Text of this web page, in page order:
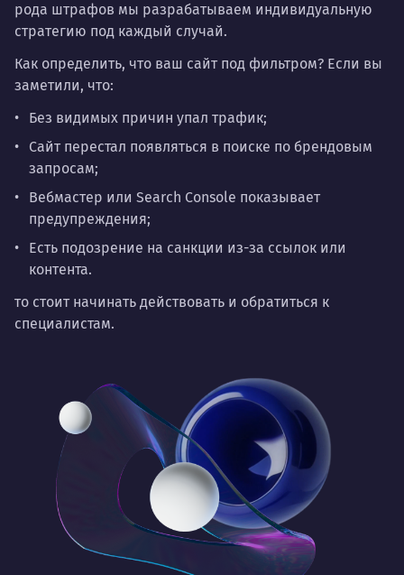
рода штрафов мы разрабатываем индивидуальную
стратегию под каждый случай.
Как определить, что ваш сайт под фильтром? Если вы
заметили, что:
Без видимых причин упал трафик;
Сайт перестал появляться в поиске по брендовым
запросам;
Вебмастер или Search Console показывает
предупреждения;
Есть подозрение на санкции из-за ссылок или
контента.
то стоит начинать действовать и обратиться к
специалистам.